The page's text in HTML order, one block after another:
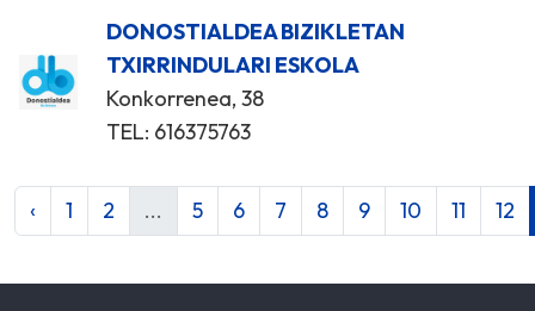
DONOSTIALDEA BIZIKLETAN
TXIRRINDULARI ESKOLA
Konkorrenea, 38
TEL: 616375763
‹ 1 2 ... 5 6 7 8 9 10 11 12